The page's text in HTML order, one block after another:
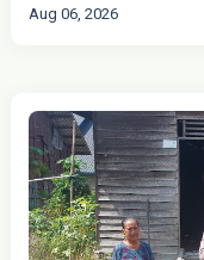
Aug 06, 2026